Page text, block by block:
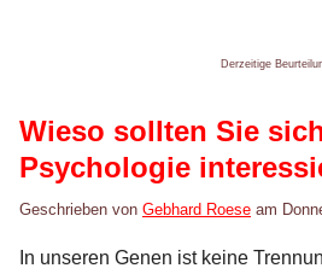
Derzeitige
Wieso sollten Sie
Psychologie
Geschrieben von Gebhard Roese am
In unseren Genen ist keine